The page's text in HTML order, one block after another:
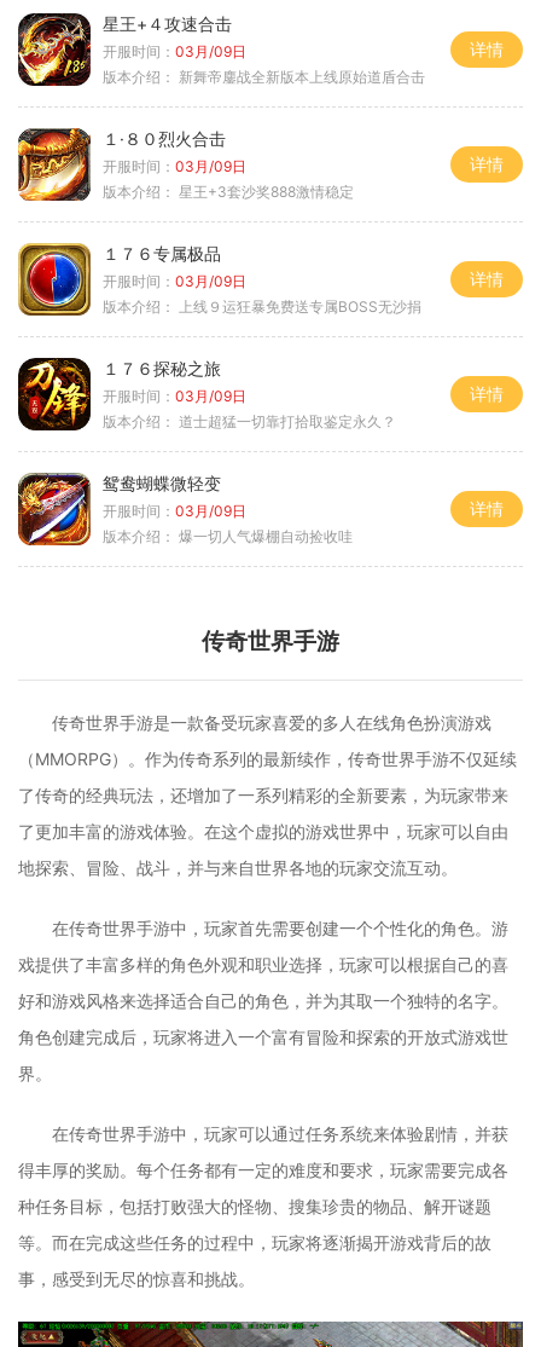
星王+４攻速合击
开服时间： 03月/09日
版本介绍： 新舞帝鏖战全新版本上线原始道盾合击
详情
１·８０烈火合击
开服时间： 03月/09日
版本介绍： 星王+3套沙奖888激情稳定
详情
１７６专属极品
开服时间： 03月/09日
版本介绍：
上线９运狂暴免费送专属BOSS无沙捐
详情
１７６探秘之旅
开服时间： 03月/09日
版本介绍： 道士超猛一切靠打拾取鉴定永久？
详情
鸳鸯蝴蝶微轻变
开服时间： 03月/09日
版本介绍： 爆一切人气爆棚自动捡收哇
详情
传奇世界手游
传奇世界手游是一款备受玩家喜爱的多人在线角色扮演游戏
（MMORPG）。作为传奇系列的最新续作，传奇世界手游不仅延续
了传奇的经典玩法，还增加了一系列精彩的全新要素，为玩家带来
了更加丰富的游戏体验。在这个虚拟的游戏世界中，玩家可以自由
地探索、冒险、战斗，并与来自世界各地的玩家交流互动。
在传奇世界手游中，玩家首先需要创建一个个性化的角色。游
戏提供了丰富多样的角色外观和职业选择，玩家可以根据自己的喜
好和游戏风格来选择适合自己的角色，并为其取一个独特的名字。
角色创建完成后，玩家将进入一个富有冒险和探索的开放式游戏世
界。
在传奇世界手游中，玩家可以通过任务系统来体验剧情，并获
得丰厚的奖励。每个任务都有一定的难度和要求，玩家需要完成各
种任务目标，包括打败强大的怪物、搜集珍贵的物品、解开谜题
等。而在完成这些任务的过程中，玩家将逐渐揭开游戏背后的故
事，感受到无尽的惊喜和挑战。